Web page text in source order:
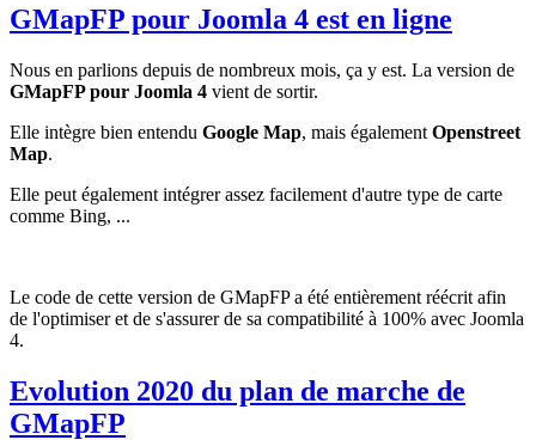
GMapFP pour Joomla 4 est en ligne
Nous en parlions depuis de nombreux mois, ça y est. La version de
GMapFP pour Joomla 4 vient de sortir.
Elle intègre bien entendu Google Map, mais également Openstreet
Map.
Elle peut également intégrer assez facilement d'autre type de carte
comme Bing, ...
Le code de cette version de GMapFP a été entièrement réécrit afin
de l'optimiser et de s'assurer de sa compatibilité à 100% avec Joomla
4.
Evolution 2020 du plan de marche de
GMapFP